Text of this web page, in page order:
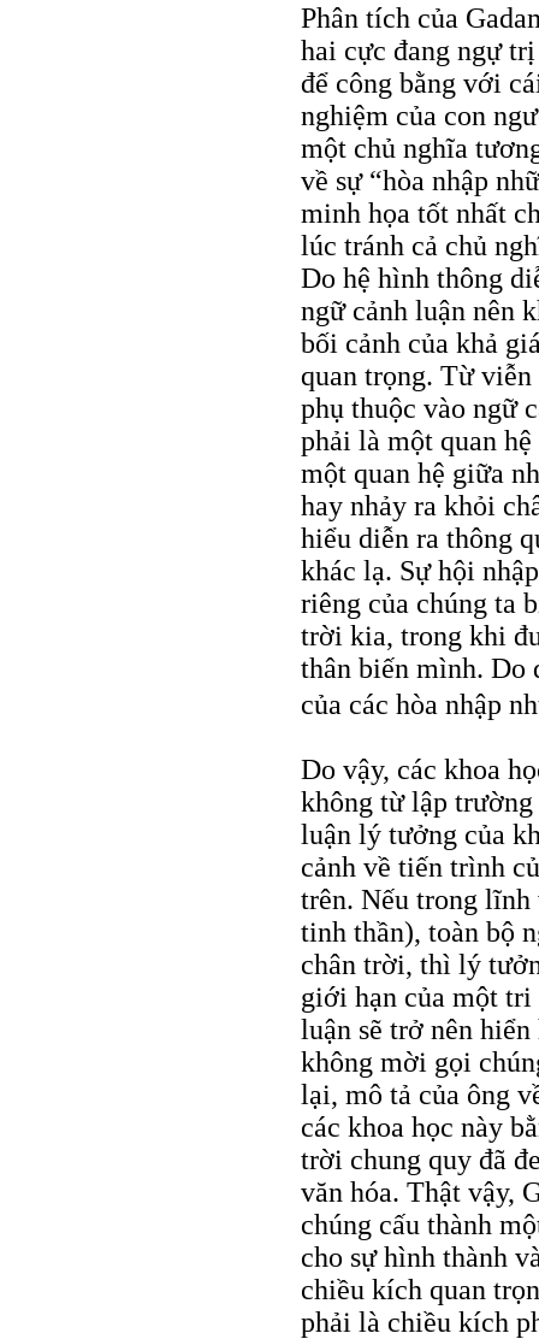
Phân tích của
hai cực đang ngự
để công bằng với
nghiệm của con
một chủ nghĩa
về sự “hòa nhập
minh họa tốt nhất
lúc tránh cả chủ
Do hệ hình thông
ngữ cảnh luận nên
bối cảnh của khả
quan trọng. Từ viễn
phụ thuộc vào ngữ
phải là một quan
một quan hệ giữa
hay nhảy ra khỏi
hiểu diễn ra thông
khác lạ. Sự hội
riêng của chúng ta
trời kia, trong khi
thân biến mình. Do
của các hòa nhập
Do vậy, các khoa
không từ lập
luận lý tưởng của
cảnh về tiến trình
trên. Nếu trong
tinh thần), toàn bộ
chân trời, thì lý
giới hạn của một tri
luận sẽ trở nên
không mời gọi
lại, mô tả của ông
các khoa học này
trời chung quy đã
văn hóa. Thật vậy,
chúng cấu thành
cho sự hình thành
chiều kích quan
phải là chiều kích